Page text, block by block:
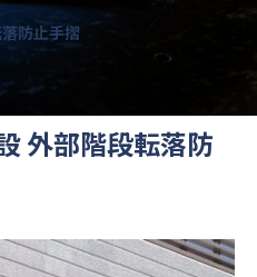
防止手摺
外部階段転落防